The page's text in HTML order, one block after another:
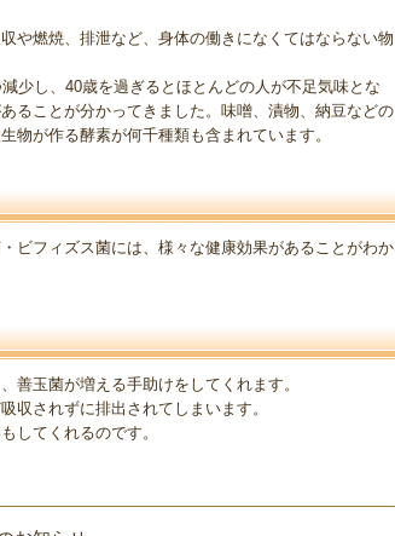
や燃焼、排泄など、身体の働きになくてはならない物
少し、40歳を過ぎるとほとんどの人が不足気味とな
ることが分かってきました。味噌、漬物、納豆などの
物が作る酵素が何千種類も含まれています。
ビフィズス菌には、様々な健康効果があることがわか
善玉菌が増える手助けをしてくれます。
収されずに排出されてしまいます。
してくれるのです。